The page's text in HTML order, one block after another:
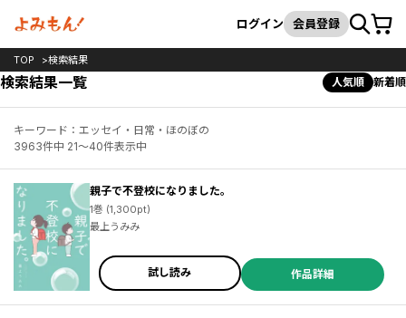
検索
ログイン 会員登録カート
TOP 検索結果
検索結果一覧 人気順 新着順
キーワード：エッセイ・日常・ほのぼの
3963件中 21～40件表示中
親子で不登校になりました。
1巻 (1,300pt)
最上うみみ
試し読み 作品詳細